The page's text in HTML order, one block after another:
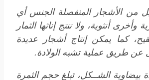
من الأشجار المنفصلة الجنس أي
أنثوية، ولا تنتج إناثها الثمار
كما يمكن إنتاج أشجار عديدة
عن طريق عملية تشبه الولادة.
بيضاوية الشــكل، تبلغ حجم الثمرة